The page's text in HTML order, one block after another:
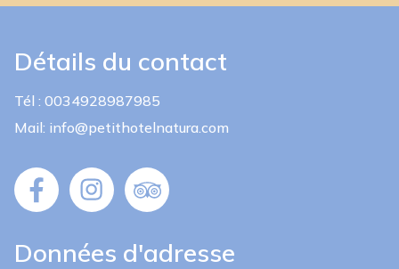
Détails du contact
Tél : 0034928987985
Mail: info@petithotelnatura.com
Données d'adresse